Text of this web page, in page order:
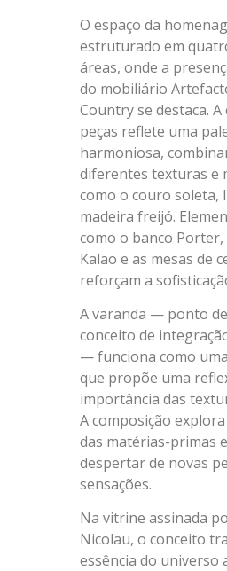
O espaço da
estruturado em
áreas, onde a
do mobiliário
Country se destaca.
peças reflete uma
harmoniosa,
diferentes texturas e
como o couro soleta,
madeira freijó.
como o banco Porter,
Kalao e as mesas de
reforçam a
A varanda — ponto
conceito de
— funciona como
que propõe uma
importância das
A composição
das matérias-primas
despertar de novas
sensações.
Na vitrine assinada
Nicolau, o conceito
essência do universo